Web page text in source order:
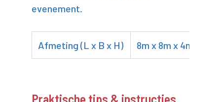
evenement.
Afmeting (L x B x H) 8m x 8m x 4m
Praktische tips & instructies